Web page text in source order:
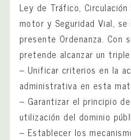
Ley de Tráfico,
motor y Seguridad Vial, se
presente Ordenanza. Con
pretende alcanzar un
– Unificar criterios en la
administrativa en esta
– Garantizar el principio
utilización del dominio
– Establecer los